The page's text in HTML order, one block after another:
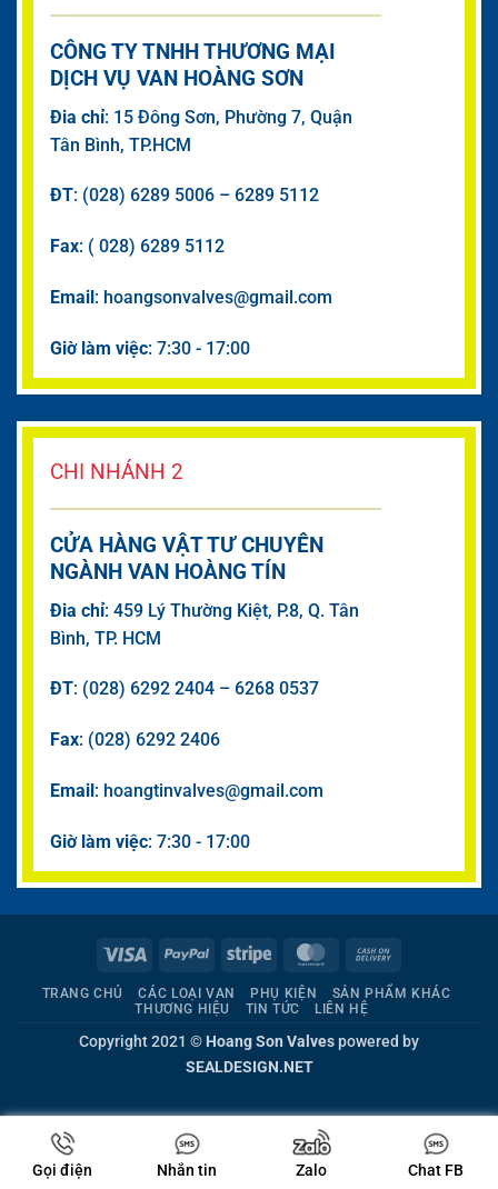
CÔNG TY TNHH THƯƠNG MẠI
DỊCH VỤ VAN HOÀNG SƠN
Đia chỉ: 15 Đông Sơn, Phường 7, Quận
Tân Bình, TP.HCM
ĐT: (028) 6289 5006 – 6289 5112
Fax: ( 028) 6289 5112
Email: hoangsonvalves@gmail.com
Giờ làm việc: 7:30 - 17:00
CHI NHÁNH 2
CỬA HÀNG VẬT TƯ CHUYÊN
NGÀNH VAN HOÀNG TÍN
Đia chỉ: 459 Lý Thường Kiệt, P.8, Q. Tân
Bình, TP. HCM
ĐT: (028) 6292 2404 – 6268 0537
Fax: (028) 6292 2406
Email: hoangtinvalves@gmail.com
Giờ làm việc: 7:30 - 17:00
Visa PayPal Stripe MasterCard
Delivery
TRANG CHỦ CÁC LOẠI VAN PHỤ KIỆN
SẢN PHẨM KHÁC
THƯƠNG HIỆU
TIN TỨC LIÊN HỆ
Copyright 2021 © Hoang Son Valvespowered by
SEALDESIGN.NET
Gọi điện Nhắn tin Zalo Chat FB